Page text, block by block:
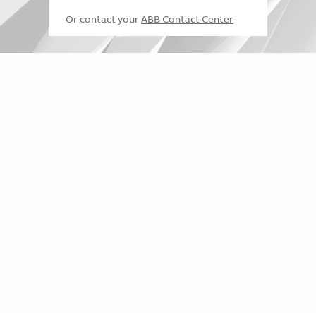
Or contact your ABB Contact Center